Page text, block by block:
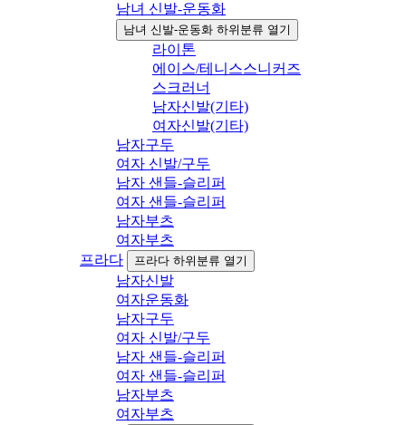
남녀 신발-운동화
남녀 신발-운동화 하위분류 열기
라이톤
에이스/테니스스니커즈
스크러너
남자신발(기타)
여자신발(기타)
남자구두
여자 신발/구두
남자 샌들-슬리퍼
여자 샌들-슬리퍼
남자부츠
여자부츠
프라다
프라다 하위분류 열기
남자신발
여자운동화
남자구두
여자 신발/구두
남자 샌들-슬리퍼
여자 샌들-슬리퍼
남자부츠
여자부츠